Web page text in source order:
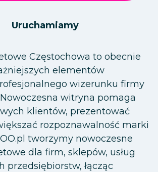
Uruchamiamy
Częstochowa to obecnie
elementów
wizerunku firmy
witryna pomaga
klientów, prezentować
rozpoznawalność marki
tworzymy nowoczesne
dla firm, sklepów, usług
przedsiębiorstw, łącząc